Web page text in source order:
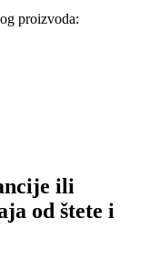
proizvoda:
ili
od štete i